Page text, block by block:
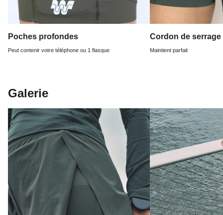
Poches profondes
Peut contenir votre téléphone ou 1 flasque
Cordon de serrage
Maintient parfait
Galerie